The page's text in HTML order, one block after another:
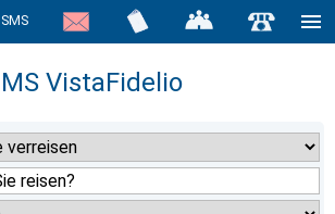
SMS
MS VistaFidelio